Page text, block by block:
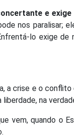
e
nos paralisar;
lo exige
a crise e o
na
vem, quando o